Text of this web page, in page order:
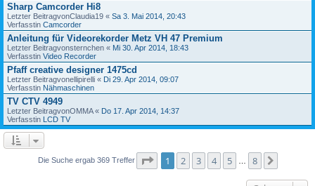
Sharp Camcorder Hi8
Letzter BeitragvonClaudia19 « Sa 3. Mai 2014, 20:43
Verfasstin Camcorder
Anleitung für Videorekorder Metz VH 47 Premium
Letzter Beitragvonsternchen « Mi 30. Apr 2014, 18:43
Verfasstin Video Recorder
Pfaff creative designer 1475cd
Letzter Beitragvonellipirelli « Di 29. Apr 2014, 09:07
Verfasstin Nähmaschinen
TV CTV 4949
Letzter BeitragvonOMMA« Do 17. Apr 2014, 14:37
Verfasstin LCD TV
Die Suche ergab 369 Treffer Seite von
1 2 3 4 5 8